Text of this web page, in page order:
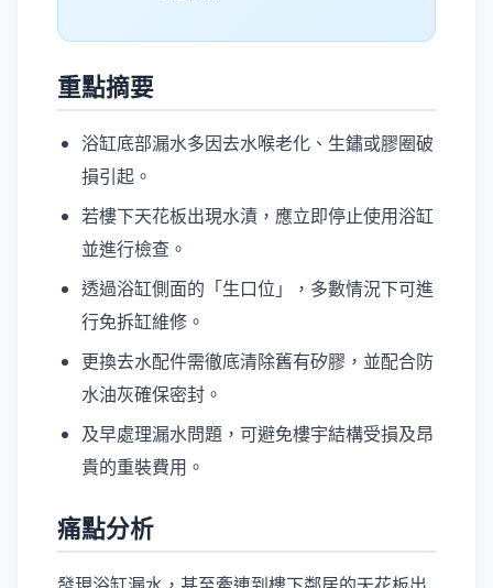
重點摘要
浴缸底部漏水多因去水喉老化、生鏽或膠圈破
損引起。
若樓下天花板出現水漬，應立即停止使用浴缸
並進行檢查。
透過浴缸側面的「生口位」，多數情況下可進
行免拆缸維修。
更換去水配件需徹底清除舊有矽膠，並配合防
水油灰確保密封。
及早處理漏水問題，可避免樓宇結構受損及昂
貴的重裝費用。
痛點分析